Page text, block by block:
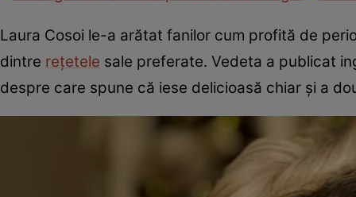
Laura Cosoi le-a arătat fanilor cum profită de
dintre rețetele sale preferate. Vedeta a publicat
despre care spune că iese delicioasă chiar și a